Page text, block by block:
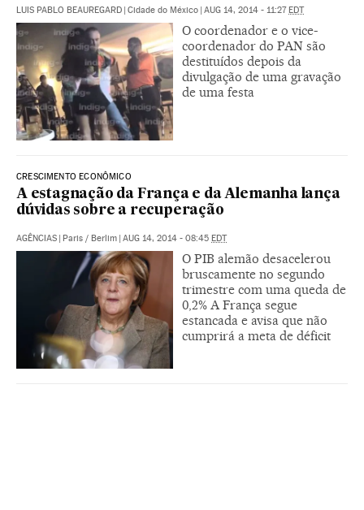
LUIS PABLO BEAUREGARD | Cidade do México | AUG 14, 2014 - 11:27EDT
O coordenador e o vice-
coordenador do PAN são
destituídos depois da
divulgação de uma gravação
de uma festa
CRESCIMENTO ECONÔMICO
A estagnação da França e da Alemanha lança
dúvidas sobre a recuperação
AGÊNCIAS | Paris / Berlim | AUG 14, 2014 - 08:45 EDT
O PIB alemão desacelerou
bruscamente no segundo
trimestre com uma queda de
0,2% A França segue
estancada e avisa que não
cumprirá a meta de déficit